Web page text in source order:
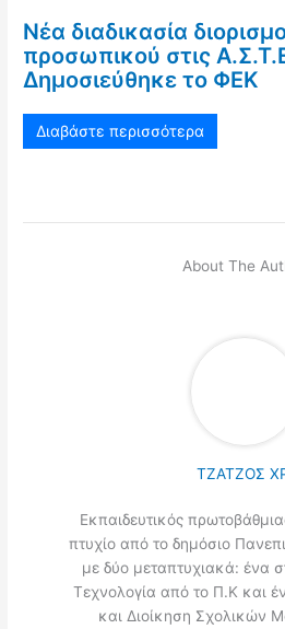
Νέα διαδικασία
προσωπικού στις
Δημοσιεύθηκε το ΦΕΚ
Διαβάστε περισσότερα
About The
ΤΖΑΤΖΟΣ
Εκπαιδευτικός
πτυχίο από το δημόσιο
με δύο μεταπτυχιακά: ένα
Τεχνολογία από το Π.Κ και
και Διοίκηση Σχολικών